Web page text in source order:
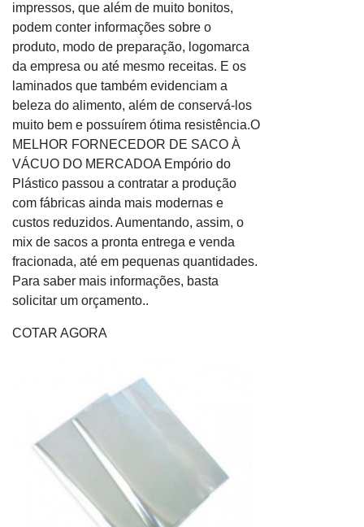
Envelopes segurança para entregas
Envelopes segurança preço
Fábrica envelope de segurança
Fornecedor envelope segurança
Indústria de envelopes de segurança
Onde comprar envelope com lacre
Onde comprar envelope sedex
Preço de envelope
Preço envelope a4
Preço envelope sedex correios
Preço sedex envelope
Sedex envelope preço
Tamanho envelope saco
Tipos de envelope
Envelope de segurança
Envelope de segurança e commerce
Envelope e commerce
Envelope plastico com lacre
Envelope de segurança coex
Envelope plastico correios
Envelope coex
Fabrica envelope de segurança
impressos, que além de muito bonitos,
podem conter informações sobre o
produto, modo de preparação, logomarca
da empresa ou até mesmo receitas. E os
laminados que também evidenciam a
beleza do alimento, além de conservá-los
muito bem e possuírem ótima resistência.O
MELHOR FORNECEDOR DE SACO À
VÁCUO DO MERCADOA Empório do
Plástico passou a contratar a produção
com fábricas ainda mais modernas e
custos reduzidos. Aumentando, assim, o
mix de sacos a pronta entrega e venda
fracionada, até em pequenas quantidades.
Para saber mais informações, basta
solicitar um orçamento..
COTAR AGORA